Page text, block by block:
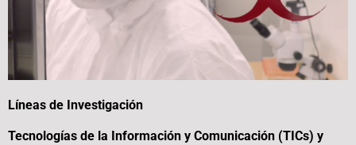
Líneas de Investigación
Tecnologías de la Información y Comunicación (TICs) y